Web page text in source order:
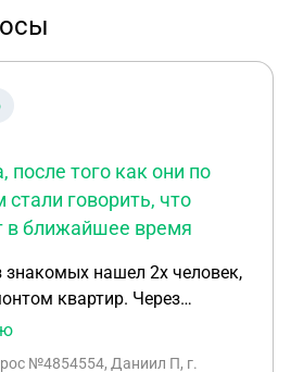
после того как они по
говорить, что
в ближайшее время
знакомых нашел 2х человек,
квартир. Через
с ними о сроках
№4854554, Даниил П, г.